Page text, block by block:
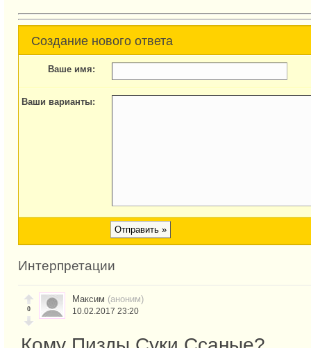
Создание нового ответа
Ваше имя:
Ваши варианты:
Интерпретации
0
Максим (аноним)
10.02.2017 23:20